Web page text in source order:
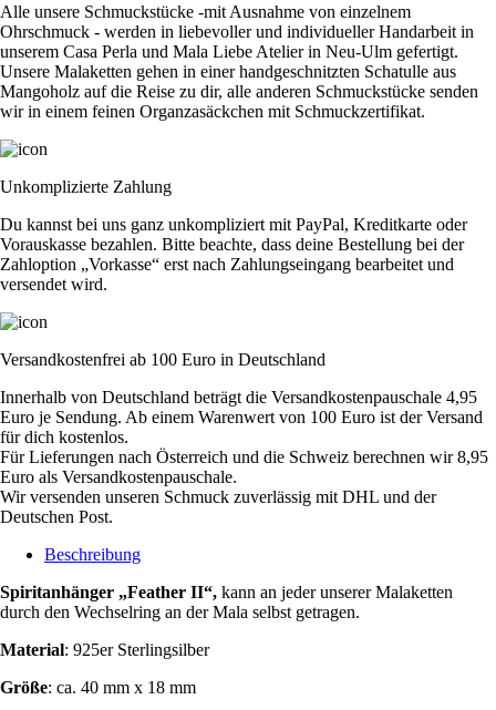
Alle unsere Schmuckstücke -mit Ausnahme von einzelnem
Ohrschmuck - werden in liebevoller und individueller Handarbeit in
unserem Casa Perla und Mala Liebe Atelier in Neu-Ulm gefertigt.
Unsere Malaketten gehen in einer handgeschnitzten Schatulle aus
Mangoholz auf die Reise zu dir, alle anderen Schmuckstücke senden
wir in einem feinen Organzasäckchen mit Schmuckzertifikat.
Unkomplizierte Zahlung
Du kannst bei uns ganz unkompliziert mit PayPal, Kreditkarte oder
Vorauskasse bezahlen. Bitte beachte, dass deine Bestellung bei der
Zahloption „Vorkasse“ erst nach Zahlungseingang bearbeitet und
versendet wird.
Versandkostenfrei ab 100 Euro in Deutschland
Innerhalb von Deutschland beträgt die Versandkostenpauschale 4,95
Euro je Sendung. Ab einem Warenwert von 100 Euro ist der Versand
für dich kostenlos.
Für Lieferungen nach Österreich und die Schweiz berechnen wir 8,95
Euro als Versandkostenpauschale.
Wir versenden unseren Schmuck zuverlässig mit DHL und der
Deutschen Post.
Beschreibung
Spiritanhänger „Feather II“, kann an jeder unserer Malaketten
durch den Wechselring an der Mala selbst getragen.
Material: 925er Sterlingsilber
Größe: ca. 40 mm x 18 mm